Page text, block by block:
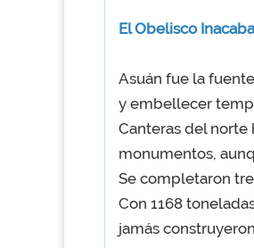
El Obelisco
Asuán fue la
y embellecer
Canteras del norte
monumentos,
Se completaron
Con 1168
jamás